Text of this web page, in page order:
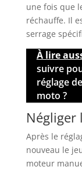
une fois que
réchauffe. Il
serrage
À lire
suivre
réglage
moto ?
Négliger
Après le
nouveau le
moteur